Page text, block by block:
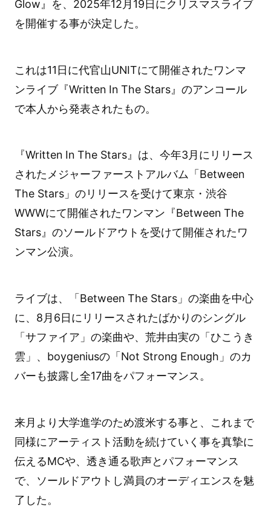
Glow』を、2025年12月19日にクリスマスライブ
を開催する事が決定した。
これは11日に代官山UNITにて開催されたワンマ
ンライブ『Written In The Stars』のアンコール
で本人から発表されたもの。
『Written In The Stars』は、今年3月にリリース
されたメジャーファーストアルバム「Between
The Stars」のリリースを受けて東京・渋谷
WWWにて開催されたワンマン『Between The
Stars』のソールドアウトを受けて開催されたワ
ンマン公演。
ライブは、「Between The Stars」の楽曲を中心
に、8月6日にリリースされたばかりのシングル
「サファイア」の楽曲や、荒井由実の「ひこうき
雲」、boygeniusの「Not Strong Enough」のカ
バーも披露し全17曲をパフォーマンス。
来月より大学進学のため渡米する事と、これまで
同様にアーティスト活動を続けていく事を真摯に
伝えるMCや、透き通る歌声とパフォーマンス
で、ソールドアウトし満員のオーディエンスを魅
了した。